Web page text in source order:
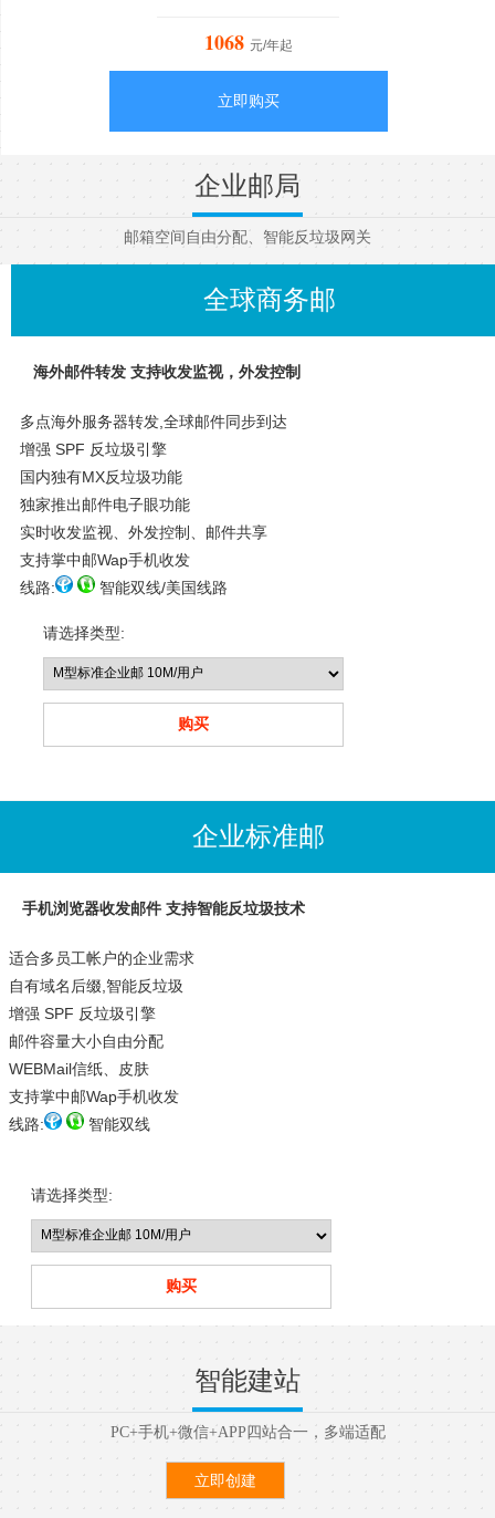
立即创建
企业邮局
邮箱空间自由分配、智能反垃圾网关
请选择类型:
全球商务邮
海外邮件转发 支持收发监视，外发控制
多点海外服务器转发,全球邮件同步到达
增强 SPF 反垃圾引擎
国内独有MX反垃圾功能
独家推出邮件电子眼功能
实时收发监视、外发控制、邮件共享
支持掌中邮Wap手机收发
线路:
智能双线/美国线路
企业标准邮
手机浏览器收发邮件 支持智能反垃圾技术
适合多员工帐户的企业需求
自有域名后缀,智能反垃圾
增强 SPF 反垃圾引擎
邮件容量大小自由分配
WEBMail信纸、皮肤
支持掌中邮Wap手机收发
线路:
智能双线
请选择类型:
智能建站
PC+手机+微信+APP四站合一，多端适配
1068 元/年起
立即购买